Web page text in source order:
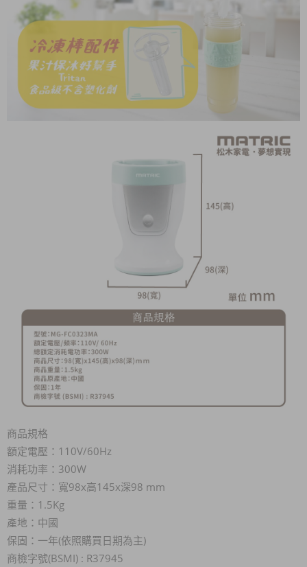
商品規格
額定電壓：110V/60Hz
消耗功率：300W
產品尺寸：寬98x高145x深98 mm
重量：1.5Kg
產地：中國
保固：一年(依照購買日期為主)
商檢字號(BSMI) : R37945